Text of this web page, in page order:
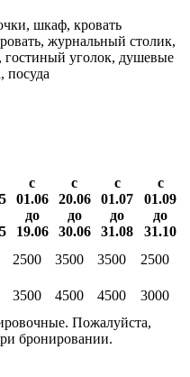
шкаф, кровать
журнальный столик,
гостиный уголок, душевые
посуда
с
01.06
до
19.06
с
20.06
до
30.06
с
01.07
до
31.08
с
01.09
до
31.10
2500 3500 3500
2500
3500 4500 4500
3000
Пожалуйста,
бронировании.